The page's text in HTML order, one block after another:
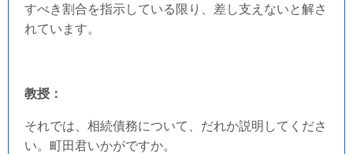
すべき割合を指示している限り、差し支えないと解さ
れています。
教授：
それでは、相続債務について、だれか説明してくださ
い。町田君いかがですか。